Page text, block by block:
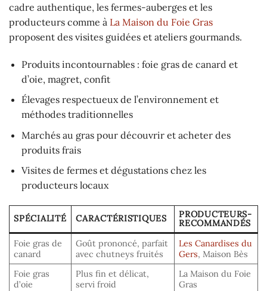
cadre authentique, les fermes-auberges et les
producteurs comme à La Maison du Foie Gras
proposent des visites guidées et ateliers gourmands.
Produits incontournables : foie gras de canard et
d’oie, magret, confit
Élevages respectueux de l’environnement et
méthodes traditionnelles
Marchés au gras pour découvrir et acheter des
produits frais
Visites de fermes et dégustations chez les
producteurs locaux
SPÉCIALITÉ CARACTÉRISTIQUES
PRODUCTEURS-
RECOMMANDÉS
Foie gras de
canard
Goût prononcé, parfait
avec chutneys fruités
Les Canardises du
Gers, Maison Bès
Foie gras
d’oie
Plus fin et délicat,
servi froid
La Maison du Foie
Gras